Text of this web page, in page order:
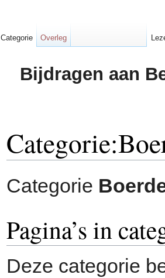
Bijdragen aan
Categorie
Pagina’s in
Deze categorie
Categorie Overleg